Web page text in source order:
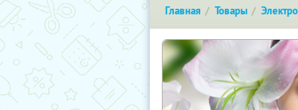
Главная Товары